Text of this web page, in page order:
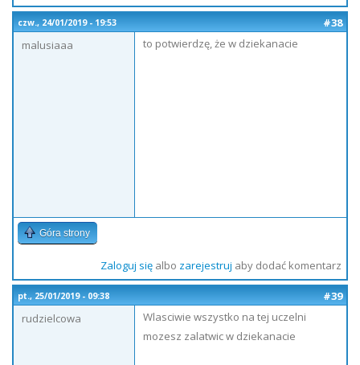
czw., 24/01/2019 - 19:53
#38
malusiaaa
to potwierdzę, że w dziekanacie
Góra strony
Zaloguj sięalbo zarejestruj aby dodać komentarz
pt., 25/01/2019 - 09:38
#39
rudzielcowa
Wlasciwie wszystko na tej uczelni
mozesz zalatwic w dziekanacie